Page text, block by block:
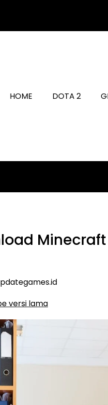
HOME DOTA 2
versi lama